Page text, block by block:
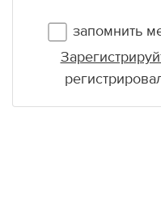
запомнить